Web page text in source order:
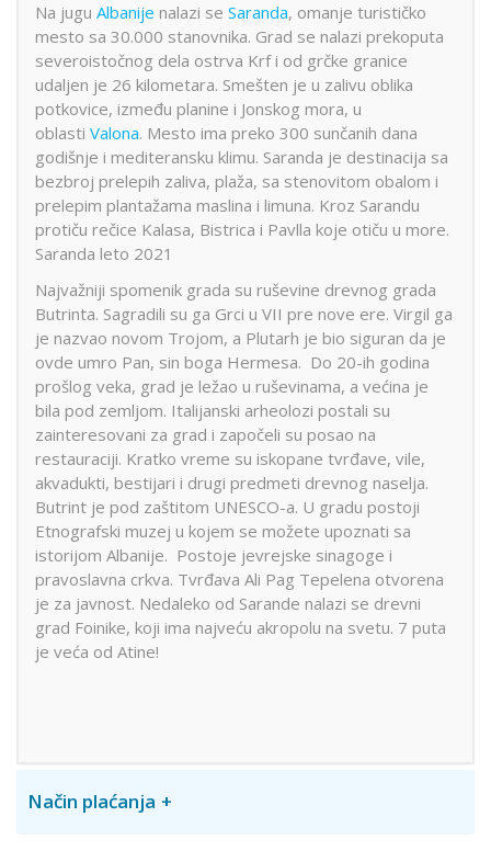
Na jugu Albanije nalazi se Saranda, omanje turističko
mesto sa 30.000 stanovnika. Grad se nalazi prekoputa
severoistočnog dela ostrva Krf i od grčke granice
udaljen je 26 kilometara. Smešten je u zalivu oblika
potkovice, između planine i Jonskog mora, u
oblasti Valona. Mesto ima preko 300 sunčanih dana
godišnje i mediteransku klimu. Saranda je destinacija sa
bezbroj prelepih zaliva, plaža, sa stenovitom obalom i
prelepim plantažama maslina i limuna. Kroz Sarandu
protiču rečice Kalasa, Bistrica i Pavlla koje otiču u more.
Saranda leto 2021
Najvažniji spomenik grada su ruševine drevnog grada
Butrinta. Sagradili su ga Grci u VII pre nove ere. Virgil ga
je nazvao novom Trojom, a Plutarh je bio siguran da je
ovde umro Pan, sin boga Hermesa. Do 20-ih godina
prošlog veka, grad je ležao u ruševinama, a većina je
bila pod zemljom. Italijanski arheolozi postali su
zainteresovani za grad i započeli su posao na
restauraciji. Kratko vreme su iskopane tvrđave, vile,
akvadukti, bestijari i drugi predmeti drevnog naselja.
Butrint je pod zaštitom UNESCO-a. U gradu postoji
Etnografski muzej u kojem se možete upoznati sa
istorijom Albanije. Postoje jevrejske sinagoge i
pravoslavna crkva. Tvrđava Ali Pag Tepelena otvorena
je za javnost. Nedaleko od Sarande nalazi se drevni
grad Foinike, koji ima najveću akropolu na svetu. 7 puta
je veća od Atine!
Način plaćanja